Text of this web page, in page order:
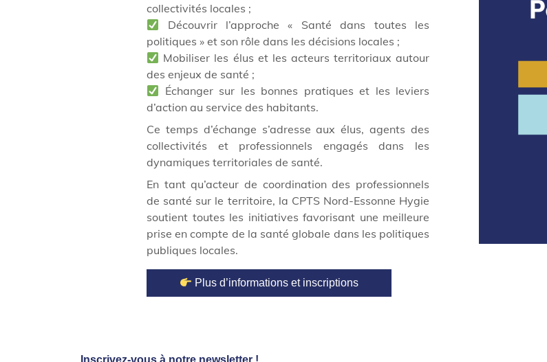
collectivités locales ;
Découvrir l’approche « Santé dans toutes les
politiques » et son rôle dans les décisions locales ;
Mobiliser les élus et les acteurs territoriaux autour
des enjeux de santé ;
Échanger sur les bonnes pratiques et les leviers
d’action au service des habitants.
Ce temps d’échange s’adresse aux élus, agents des
collectivités et professionnels engagés dans les
dynamiques territoriales de santé.
En tant qu’acteur de coordination des professionnels
de santé sur le territoire, la CPTS Nord-Essonne Hygie
soutient toutes les initiatives favorisant une meilleure
prise en compte de la santé globale dans les politiques
publiques locales.
Plus d’informations et inscriptions